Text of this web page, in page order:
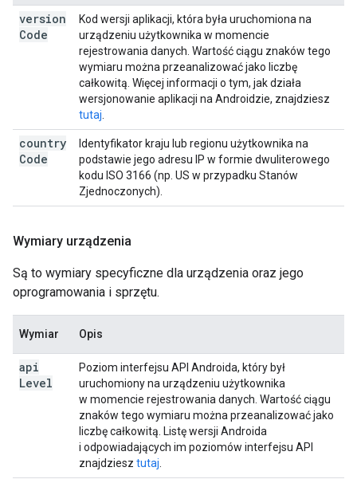
version
Code
Kod wersji aplikacji, która była uruchomiona na
urządzeniu użytkownika w momencie
rejestrowania danych. Wartość ciągu znaków tego
wymiaru można przeanalizować jako liczbę
całkowitą. Więcej informacji o tym, jak działa
wersjonowanie aplikacji na Androidzie, znajdziesz
tutaj
country
Code
Identyfikator kraju lub regionu użytkownika na
podstawie jego adresu IP w formie dwuliterowego
kodu ISO 3166 (np. US w przypadku Stanów
Zjednoczonych).
Wymiary urządzenia
Są to wymiary specyficzne dla urządzenia oraz jego
oprogramowania i sprzętu.
Wymiar Opis
api
Level
Poziom interfejsu API Androida, który był
uruchomiony na urządzeniu użytkownika
w momencie rejestrowania danych. Wartość ciągu
znaków tego wymiaru można przeanalizować jako
liczbę całkowitą. Listę wersji Androida
i odpowiadających im poziomów interfejsu API
znajdziesz tutaj